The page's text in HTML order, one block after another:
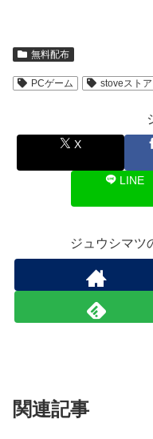
無料配布
PCゲーム stoveストア
X
LINE
ジュウシマツ
関連記事